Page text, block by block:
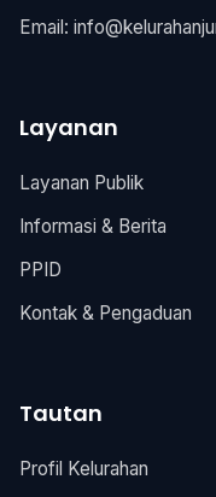
Email:
Layanan
Layanan Publik
Informasi & Berita
PPID
Kontak & Pengaduan
Tautan
Profil Kelurahan